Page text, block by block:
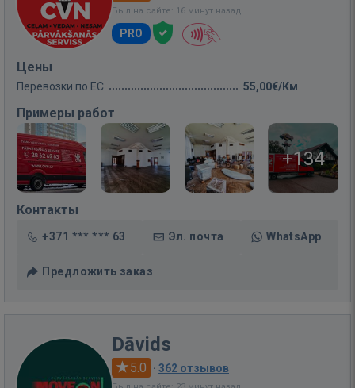
Был на сайте: 16 минут назад
PRO
Цены
Перевозки по ЕС 55,00€/Км
Примеры работ
+134
Контакты
+371 *** *** 63 Эл. почта WhatsApp
Предложить заказ
Dāvids
5.0 · 362 отзывов